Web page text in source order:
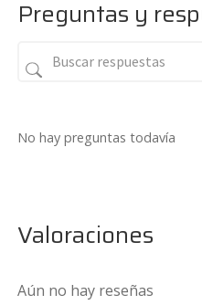
Preguntas y
No hay preguntas todavía
Valoraciones
Aún no hay reseñas